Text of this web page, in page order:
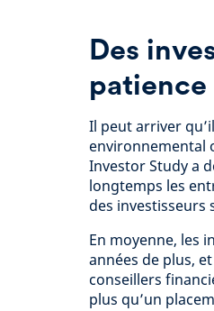
Des
patience
Il peut arriver
environnemental
Investor Study a
longtemps les
des investisseurs
En moyenne, les
années de plus,
conseillers
plus qu’un